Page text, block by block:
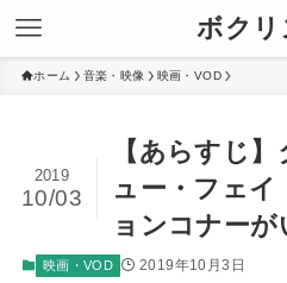
ボクリ
ホーム 音楽・映像 映画・VOD
【あらすじ
ュー・フェイ
ョンコナーが
2019
10/03
映画・VOD 2019年10月3日